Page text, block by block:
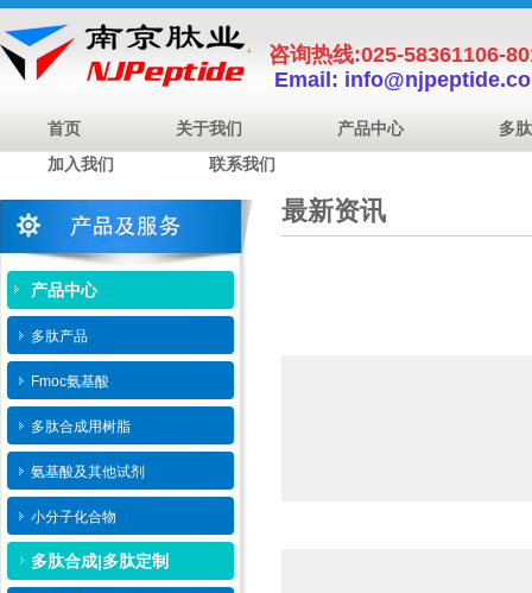
咨询热线:025-58361106-
Email:
首页 关于我们 产品中心
多
加入我们
联系我们
产品中心
多肽产品
Fmoc氨基酸
多肽合成用树脂
氨基酸及其他试剂
小分子化合物
多肽合成|多肽定制
最新资讯